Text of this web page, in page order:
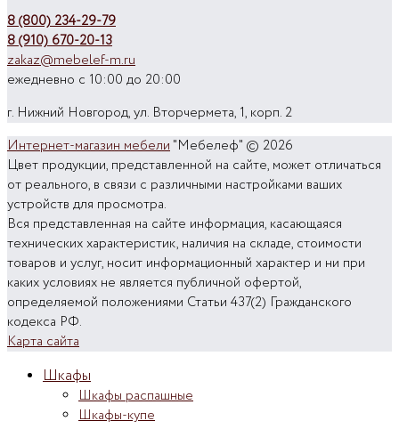
8 (800) 234-29-79
8 (910) 670-20-13
zakaz@mebelef-m.ru
ежедневно с 10:00 до 20:00
г. Нижний Новгород, ул. Вторчермета, 1, корп. 2
Интернет-магазин мебели"Мебелеф" © 2026
Цвет продукции, представленной на сайте, может отличаться
от реального, в связи с различными настройками ваших
устройств для просмотра.
Вся представленная на сайте информация, касающаяся
технических характеристик, наличия на складе, стоимости
товаров и услуг, носит информационный характер и ни при
каких условиях не является публичной офертой,
определяемой положениями Статьи 437(2) Гражданского
кодекса РФ.
Карта сайта
Шкафы
Шкафы распашные
Шкафы-купе